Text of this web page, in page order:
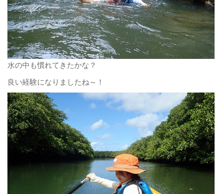
水の中も慣れてきたかな？
良い経験になりましたね～！